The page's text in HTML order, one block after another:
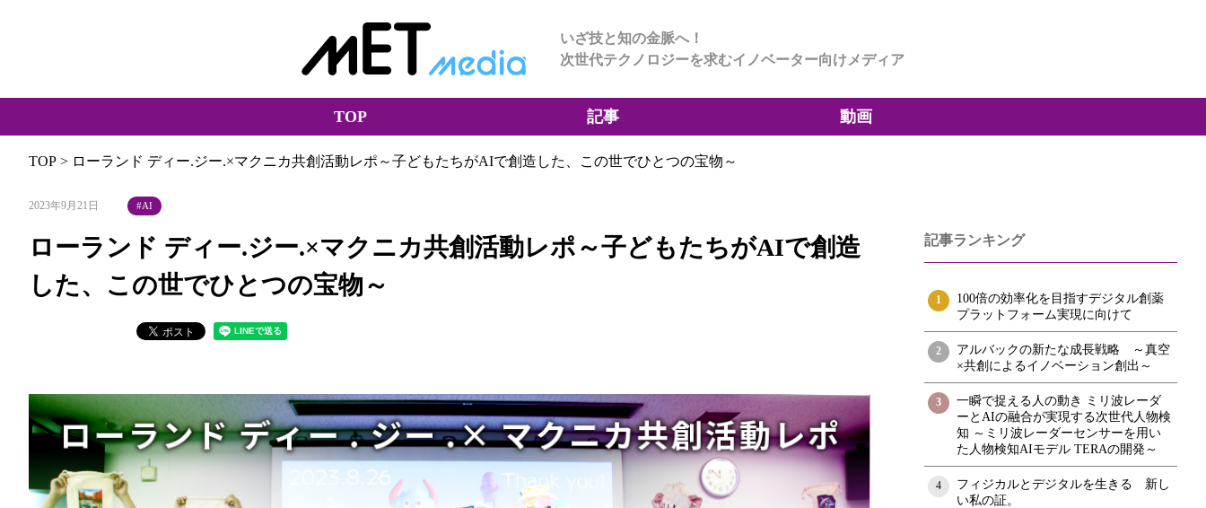
いざ技と知の金脈へ！
次世代テクノロジーを求むイノベーター向けメディア
TOP 記事 動画
TOP > ローランド ディー.ジー.×マクニカ共創活動レポ～子どもたちがAIで創造した、この世でひとつの宝物～
2023年9月21日 AI
ローランド ディー.ジー.×マクニカ共創活動レポ～子どもたちがAIで創造
した、この世でひとつの宝物～
記事ランキング
1
100倍の効率化を目指すデジタル創薬
プラットフォーム実現に向けて
2
アルバックの新たな成長戦略 ～真空
×共創によるイノベーション創出～
3
一瞬で捉える人の動き ミリ波レーダ
ーとAIの融合が実現する次世代人物検
知 ～ミリ波レーダーセンサーを用い
た人物検知AIモデル TERAの開発～
4
フィジカルとデジタルを生きる 新し
い私の証。